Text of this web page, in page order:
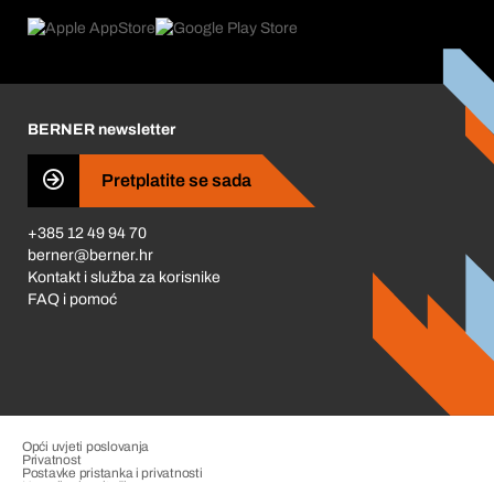
Što nas pokreće
Business Conduct
BERNER newsletter
Pretplatite se sada
+385 12 49 94 70
berner@berner.hr
Kontakt i služba za korisnike
FAQ i pomoć
Opći uvjeti poslovanja
Privatnost
Postavke pristanka i privatnosti
Upravljanje pritužbama